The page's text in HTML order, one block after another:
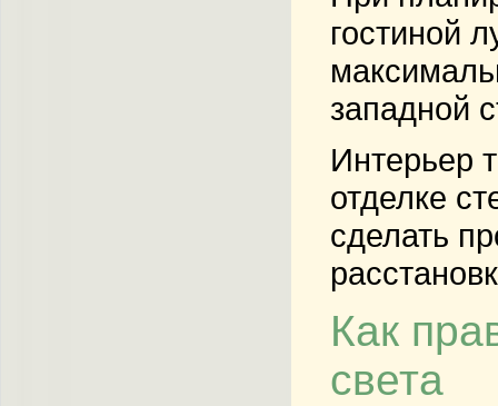
гостиной
западной
Интерьер
отделке
сделать
Как
света